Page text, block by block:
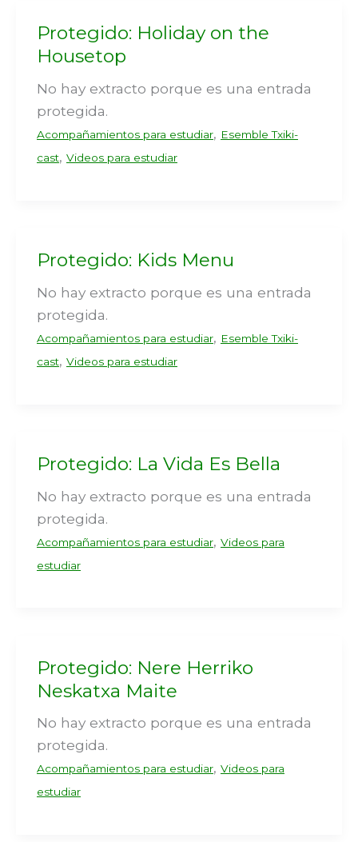
Protegido: Holiday on the
Housetop
No hay extracto porque es una entrada
protegida.
Acompañamientos para estudiar, Esemble Txiki-
cast, Videos para estudiar
Protegido: Kids Menu
No hay extracto porque es una entrada
protegida.
Acompañamientos para estudiar, Esemble Txiki-
cast, Videos para estudiar
Protegido: La Vida Es Bella
No hay extracto porque es una entrada
protegida.
Acompañamientos para estudiar, Videos para
estudiar
Protegido: Nere Herriko
Neskatxa Maite
No hay extracto porque es una entrada
protegida.
Acompañamientos para estudiar, Videos para
estudiar